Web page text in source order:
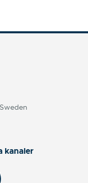
kanaler